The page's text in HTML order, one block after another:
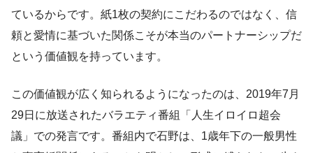
ているからです。紙1枚の契約にこだわるのではなく、信
頼と愛情に基づいた関係こそが本当のパートナーシップだ
という価値観を持っています。
この価値観が広く知られるようになったのは、2019年7月
29日に放送されたバラエティ番組「人生イロイロ超会
議」での発言です。番組内で石野は、1歳年下の一般男性